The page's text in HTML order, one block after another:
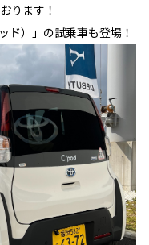
ります！
ド）」の試乗車も登場！